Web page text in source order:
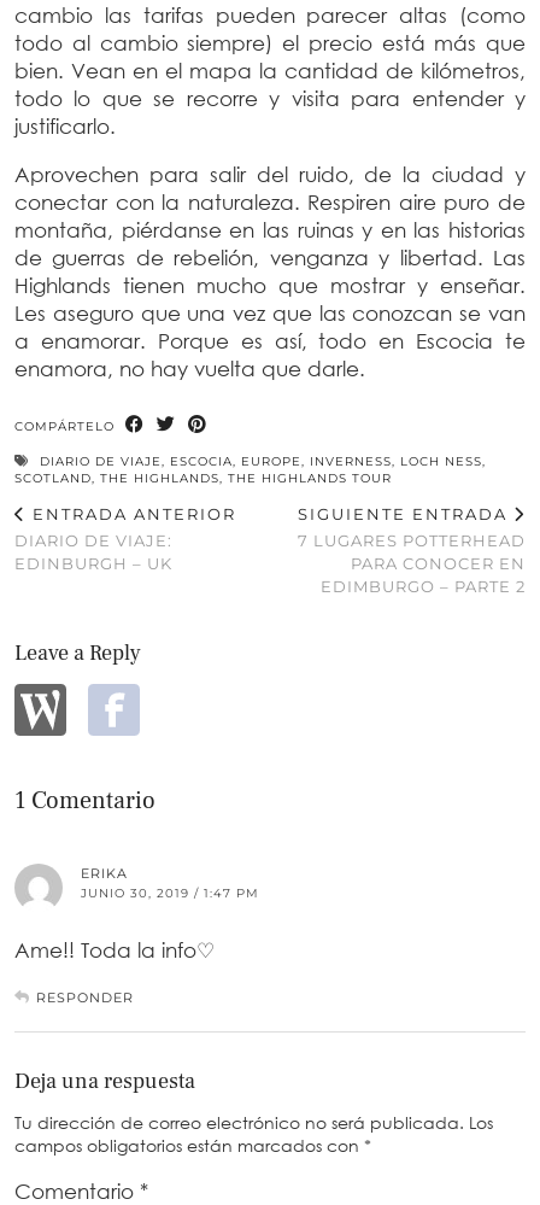
cambio las tarifas pueden parecer altas (como
todo al cambio siempre) el precio está más que
bien. Vean en el mapa la cantidad de kilómetros,
todo lo que se recorre y visita para entender y
justificarlo.
Aprovechen para salir del ruido, de la ciudad y
conectar con la naturaleza. Respiren aire puro de
montaña, piérdanse en las ruinas y en las historias
de guerras de rebelión, venganza y libertad. Las
Highlands tienen mucho que mostrar y enseñar.
Les aseguro que una vez que las conozcan se van
a enamorar. Porque es así, todo en Escocia te
enamora, no hay vuelta que darle.
COMPÁRTELO
DIARIO DE VIAJE, ESCOCIA, EUROPE, INVERNESS, LOCH NESS,
SCOTLAND, THE HIGHLANDS, THE HIGHLANDS TOUR
ENTRADA ANTERIOR
DIARIO DE VIAJE:
EDINBURGH – UK
SIGUIENTE ENTRADA
7 LUGARES POTTERHEAD
PARA CONOCER EN
EDIMBURGO – PARTE 2
Leave a Reply
1 Comentario
ERIKA
JUNIO 30, 2019 / 1:47 PM
Ame!! Toda la info♡
RESPONDER
Deja una respuesta
Tu dirección de correo electrónico no será publicada. Los
campos obligatorios están marcados con *
Comentario *